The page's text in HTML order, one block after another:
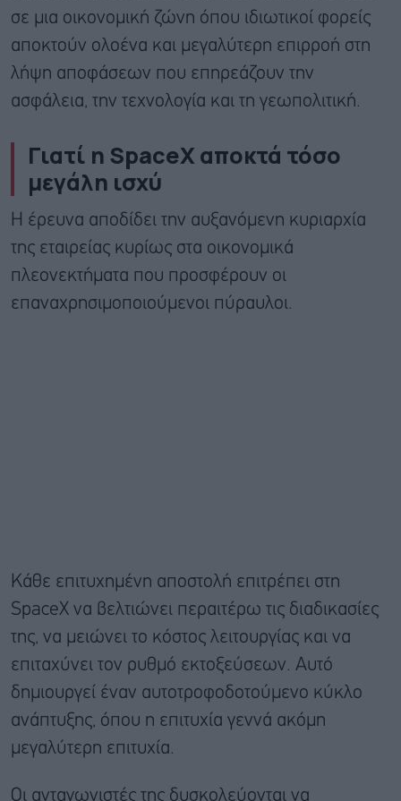
σε μια οικονομική ζώνη όπου ιδιωτικοί φορείς
αποκτούν ολοένα και μεγαλύτερη επιρροή στη
λήψη αποφάσεων που επηρεάζουν την
ασφάλεια, την τεχνολογία και τη γεωπολιτική.
Γιατί η SpaceX αποκτά τόσο
μεγάλη ισχύ
Η έρευνα αποδίδει την αυξανόμενη κυριαρχία
της εταιρείας κυρίως στα οικονομικά
πλεονεκτήματα που προσφέρουν οι
επαναχρησιμοποιούμενοι πύραυλοι.
Κάθε επιτυχημένη αποστολή επιτρέπει στη
SpaceX να βελτιώνει περαιτέρω τις διαδικασίες
της, να μειώνει το κόστος λειτουργίας και να
επιταχύνει τον ρυθμό εκτοξεύσεων. Αυτό
δημιουργεί έναν αυτοτροφοδοτούμενο κύκλο
ανάπτυξης, όπου η επιτυχία γεννά ακόμη
μεγαλύτερη επιτυχία.
Οι ανταγωνιστές της δυσκολεύονται να